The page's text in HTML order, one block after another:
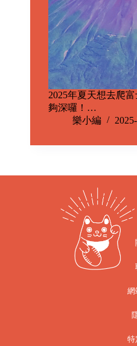
2025年夏天想去爬
夠深囉！…
樂小編
網
特